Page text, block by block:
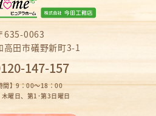
635-0063
高田市礒野新町3-1
147-157
間】9：00～18：00
木曜日、第1･第3日曜日